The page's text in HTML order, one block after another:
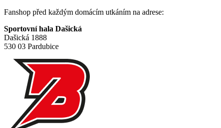
Fanshop před každým domácím utkáním na adrese:
Sportovní hala Dašická
Dašická 1888
530 03 Pardubice